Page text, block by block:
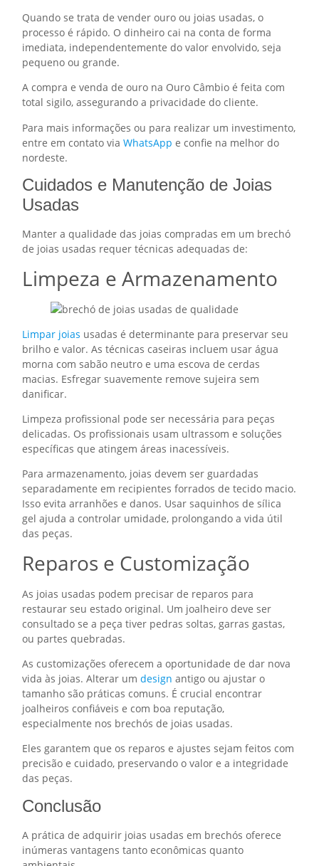
Quando se trata de vender ouro ou joias usadas, o
processo é rápido. O dinheiro cai na conta de forma
imediata, independentemente do valor envolvido, seja
pequeno ou grande.
A compra e venda de ouro na Ouro Câmbio é feita com
total sigilo, assegurando a privacidade do cliente.
Para mais informações ou para realizar um investimento,
entre em contato viaWhatsApp e confie na melhor do
nordeste.
Cuidados e Manutenção de Joias
Usadas
Manter a qualidade das joias compradas em um brechó
de joias usadas requer técnicas adequadas de:
Limpeza e Armazenamento
Limpar joias usadas é determinante para preservar seu
brilho e valor. As técnicas caseiras incluem usar água
morna com sabão neutro e uma escova de cerdas
macias. Esfregar suavemente remove sujeira sem
danificar.
Limpeza profissional pode ser necessária para peças
delicadas. Os profissionais usam ultrassom e soluções
específicas que atingem áreas inacessíveis.
Para armazenamento, joias devem ser guardadas
separadamente em recipientes forrados de tecido macio.
Isso evita arranhões e danos. Usar saquinhos de sílica
gel ajuda a controlar umidade, prolongando a vida útil
das peças.
Reparos e Customização
As joias usadas podem precisar de reparos para
restaurar seu estado original. Um joalheiro deve ser
consultado se a peça tiver pedras soltas, garras gastas,
ou partes quebradas.
As customizações oferecem a oportunidade de dar nova
vida às joias. Alterar umdesign antigo ou ajustar o
tamanho são práticas comuns. É crucial encontrar
joalheiros confiáveis e com boa reputação,
especialmente nos brechós de joias usadas.
Eles garantem que os reparos e ajustes sejam feitos com
precisão e cuidado, preservando o valor e a integridade
das peças.
Conclusão
A prática de adquirir joias usadas em brechós oferece
inúmeras vantagens tanto econômicas quanto